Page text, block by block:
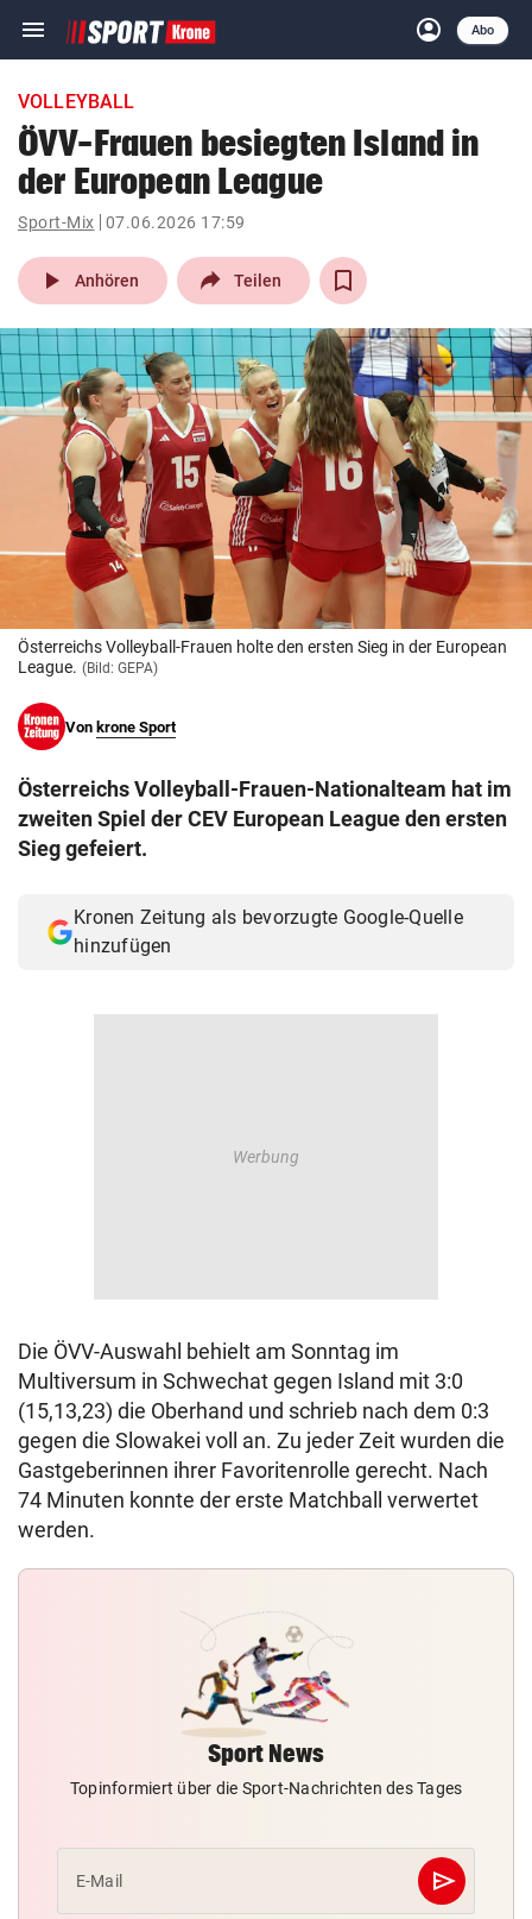
menu Navigation
ein-/ausklappen
account_circle
Anmelden
Abo
close Schließen
account_circle Anmelden
pin_drop
Wien arrow_right
bookmark
search
Suchbegriff
eingeben
© Krone Multimedia GmbH & Co KG 2026
Muthgasse 2, 1190 Wien
VOLLEYBALL
ÖVV-Frauen besiegten Island in
der European League
Sport-Mix 07.06.2026 17:59
play_arrow Anhören Teilen
Österreichs Volleyball-Frauen holte den ersten Sieg in der European
League. (Bild: GEPA)
Von krone Sport
Österreichs Volleyball-Frauen-Nationalteam hat im
zweiten Spiel der CEV European League den ersten
Sieg gefeiert.
Kronen Zeitung als bevorzugte Google-Quelle
hinzufügen
Die ÖVV-Auswahl behielt am Sonntag im
Multiversum in Schwechat gegen Island mit 3:0
(15,13,23) die Oberhand und schrieb nach dem 0:3
gegen die Slowakei voll an. Zu jeder Zeit wurden die
Gastgeberinnen ihrer Favoritenrolle gerecht. Nach
74 Minuten konnte der erste Matchball verwertet
werden.
Sport News
Topinformiert über die Sport-Nachrichten des Tages
E-Mail send
Abschicken